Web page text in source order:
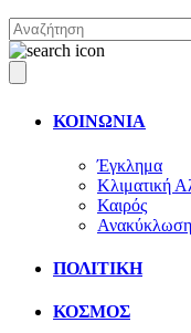
ΚΟΙΝΩΝΙΑ
Έγκλημα
Κλιματική
Καιρός
Ανακύκλωση
ΠΟΛΙΤΙΚΗ
ΚΟΣΜΟΣ